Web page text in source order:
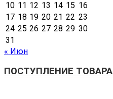
10 11 12 13 14 15 16
17 18 19 20 21 22 23
24 25 26 27 28 29 30
31
« Июн
ПОСТУПЛЕНИЕ ТОВАРА